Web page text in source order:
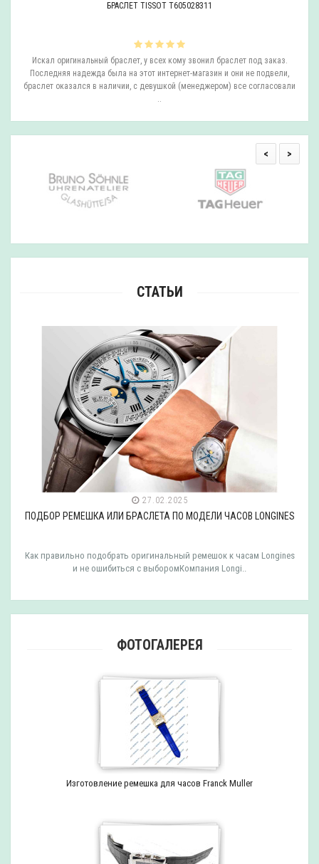
БРАСЛЕТ TISSOT T605028311
Искал оригинальный браслет, у всех кому звонил браслет под заказ.
Последняя надежда была на этот интернет-магазин и они не подвели,
браслет оказался в наличии, с девушкой (менеджером) все согласовали
..
< >
СТАТЬИ
27.02.2025
ПОДБОР РЕМЕШКА ИЛИ БРАСЛЕТА ПО МОДЕЛИ ЧАСОВ LONGINES
Как правильно подобрать оригинальный ремешок к часам Longines
и не ошибиться с выборомКомпания Longi..
ФОТОГАЛЕРЕЯ
Изготовление ремешка для часов Franck Muller